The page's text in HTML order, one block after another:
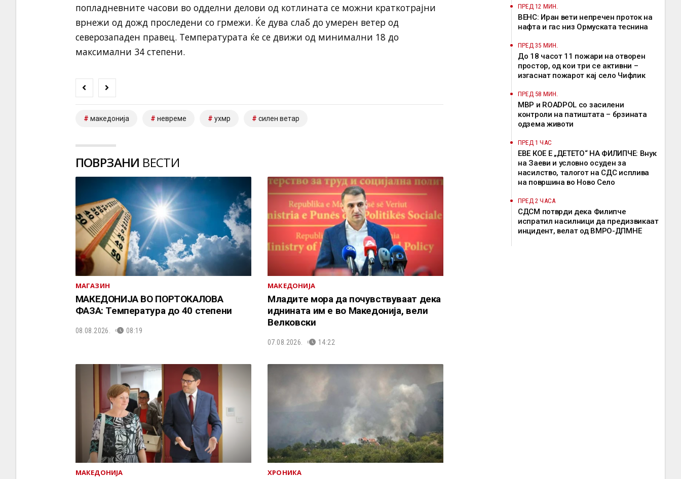
попладневните часови во одделни делови од котлината се можни краткотрајни
врнежи од дожд проследени со грмежи. Ќе дува слаб до умерен ветер од
северозападен правец. Температурата ќе се движи од минимални 18 до
максимални 34 степени.
македонија невреме ухмр силен ветар
ПОВРЗАНИ ВЕСТИ
МАГАЗИН
МАКЕДОНИЈА ВО ПОРТОКАЛОВА
ФАЗА: Температура до 40 степени
08.08.2026. 08:19
МАКЕДОНИЈА
Младите мора да почувствуваат дека
иднината им е во Македонија, вели
Велковски
07.08.2026. 14:22
МАКЕДОНИЈА ХРОНИКА
ПРЕД 12 МИН.
ВЕНС: Иран вети непречен проток на
нафта и гас низ Ормуската теснина
ПРЕД 35 МИН.
До 18 часот 11 пожари на отворен
простор, од кои три се активни –
изгаснат пожарот кај село Чифлик
ПРЕД 58 МИН.
МВР и ROADPOL со засилени
контроли на патиштата – брзината
одзема животи
ПРЕД 1 ЧАС
ЕВЕ КОЕ Е „ДЕТЕТО“ НА ФИЛИПЧЕ: Внук
на Заеви и условно осуден за
насилство, талогот на СДС исплива
на површина во Ново Село
ПРЕД 2 ЧАСА
СДСМ потврди дека Филипче
испратил насилници да предизвикаат
инцидент, велат од ВМРО-ДПМНЕ